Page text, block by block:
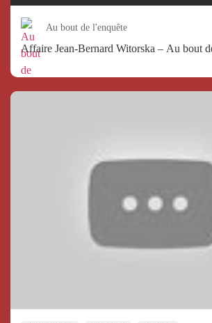
Au bout de l'enquête
Affaire Jean-Bernard Witorska – Au bout